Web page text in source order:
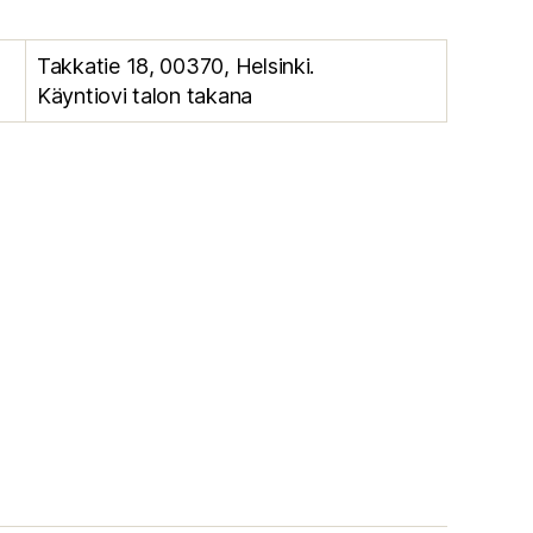
Takkatie 18, 00370, Helsinki.
Käyntiovi talon takana